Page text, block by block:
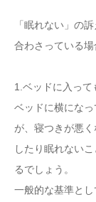
「眠れない」の
合わさっている場
1.ベッドに入っ
ベッドに横にな
が、寝つきが悪
したり眠れない
るでしょう。
一般的な基準と